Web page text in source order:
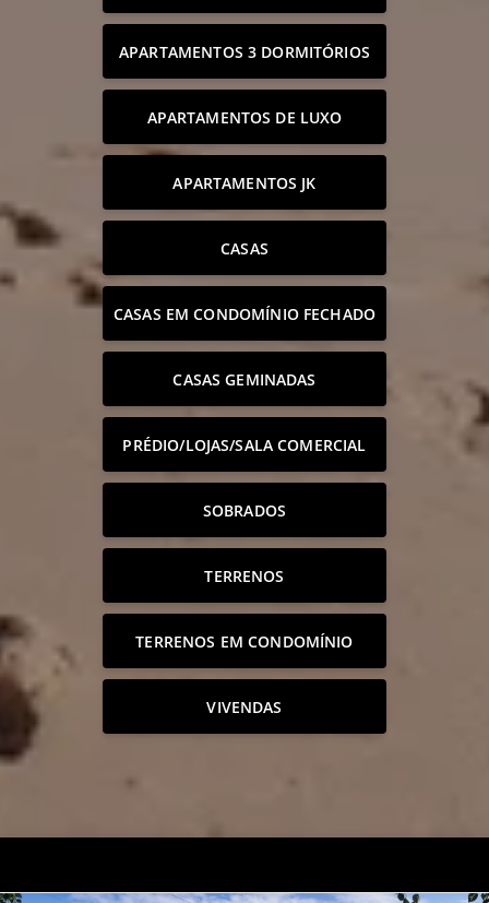
APARTAMENTOS 3 DORMITÓRIOS
APARTAMENTOS DE LUXO
APARTAMENTOS JK
CASAS
CASAS EM CONDOMÍNIO FECHADO
CASAS GEMINADAS
PRÉDIO/LOJAS/SALA COMERCIAL
SOBRADOS
TERRENOS
TERRENOS EM CONDOMÍNIO
VIVENDAS